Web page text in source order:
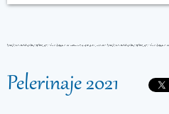
Pelerinaje 2021